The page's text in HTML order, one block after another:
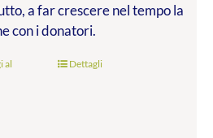
a far crescere nel tempo la
con i donatori.
al
Dettagli